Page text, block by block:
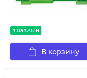
в наличии
В корзину